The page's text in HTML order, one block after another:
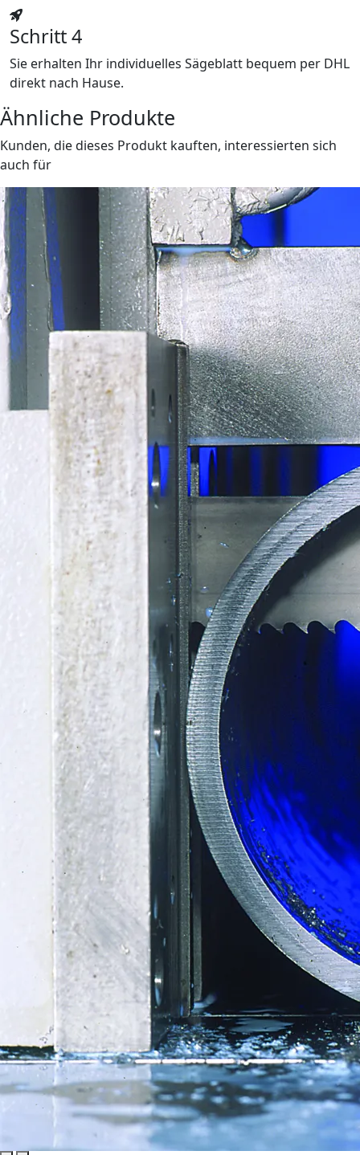
Schritt 4
Sie erhalten Ihr individuelles Sägeblatt bequem per DHL
direkt nach Hause.
Ähnliche Produkte
Kunden, die dieses Produkt kauften, interessierten sich
auch für